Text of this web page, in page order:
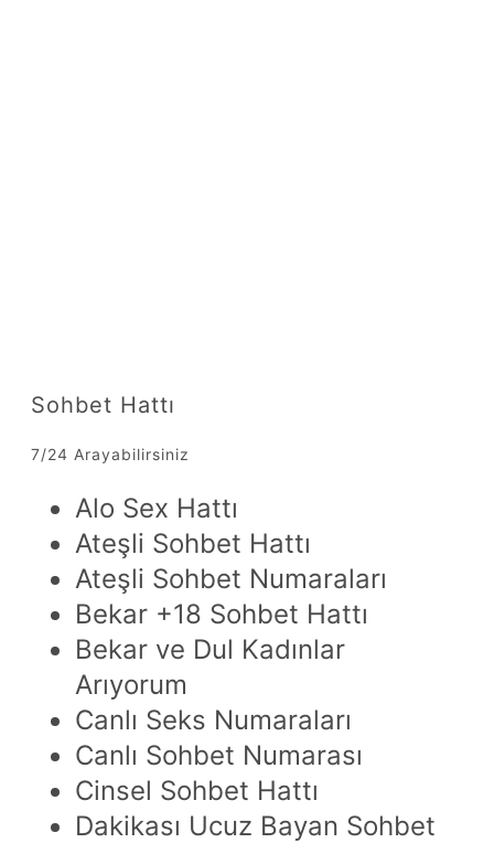
Sohbet Hattı
7/24 Arayabilirsiniz
Alo Sex Hattı
Ateşli Sohbet Hattı
Ateşli Sohbet Numaraları
Bekar +18 Sohbet Hattı
Bekar ve Dul Kadınlar
Arıyorum
Canlı Seks Numaraları
Canlı Sohbet Numarası
Cinsel Sohbet Hattı
Dakikası Ucuz Bayan Sohbet